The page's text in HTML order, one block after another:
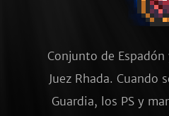
Conjunto de Espadón
Juez Rhada. Cuando
Guardia, los PS y